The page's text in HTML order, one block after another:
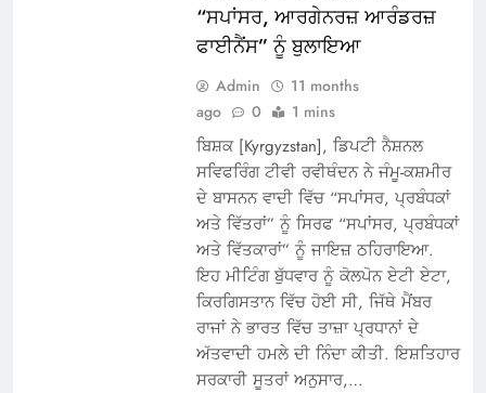
“ਸਪਾਂਸਰ, ਆਰਗੇਨਰਜ਼ ਆਰੰਡਰਜ਼
ਫਾਈਨੈਂਸ” ਨੂੰ ਬੁਲਾਇਆ
Admin
11 months
ago
0 1 mins
ਬਿਸ਼ਕ [Kyrgyzstan], ਡਿਪਟੀ ਨੈਸ਼ਨਲ
ਸਵਿਫਰਿੰਗ ਟੀਵੀ ਰਵੀਥੰਦਨ ਨੇ ਜੰਮੂ-ਕਸ਼ਮੀਰ
ਦੇ ਬਾਸਨਨ ਵਾਦੀ ਵਿੱਚ “ਸਪਾਂਸਰ, ਪ੍ਰਬੰਧਕਾਂ
ਅਤੇ ਵਿੱਤਰਾਂ” ਨੂੰ ਸਿਰਫ “ਸਪਾਂਸਰ, ਪ੍ਰਬੰਧਕਾਂ
ਅਤੇ ਵਿੱਤਕਾਰਾਂ” ਨੂੰ ਜਾਇਜ਼ ਠਹਿਰਾਇਆ.
ਇਹ ਮੀਟਿੰਗ ਬੁੱਧਵਾਰ ਨੂੰ ਕੋਲਪੋਨ ਏਟੀ ਏਟਾ,
ਕਿਰਗਿਸਤਾਨ ਵਿੱਚ ਹੋਈ ਸੀ, ਜਿੱਥੇ ਮੈਂਬਰ
ਰਾਜਾਂ ਨੇ ਭਾਰਤ ਵਿੱਚ ਤਾਜ਼ਾ ਪ੍ਰਧਾਨਾਂ ਦੇ
ਅੱਤਵਾਦੀ ਹਮਲੇ ਦੀ ਨਿੰਦਾ ਕੀਤੀ. ਇਸ਼ਤਿਹਾਰ
ਸਰਕਾਰੀ ਸੂਤਰਾਂ ਅਨੁਸਾਰ,…